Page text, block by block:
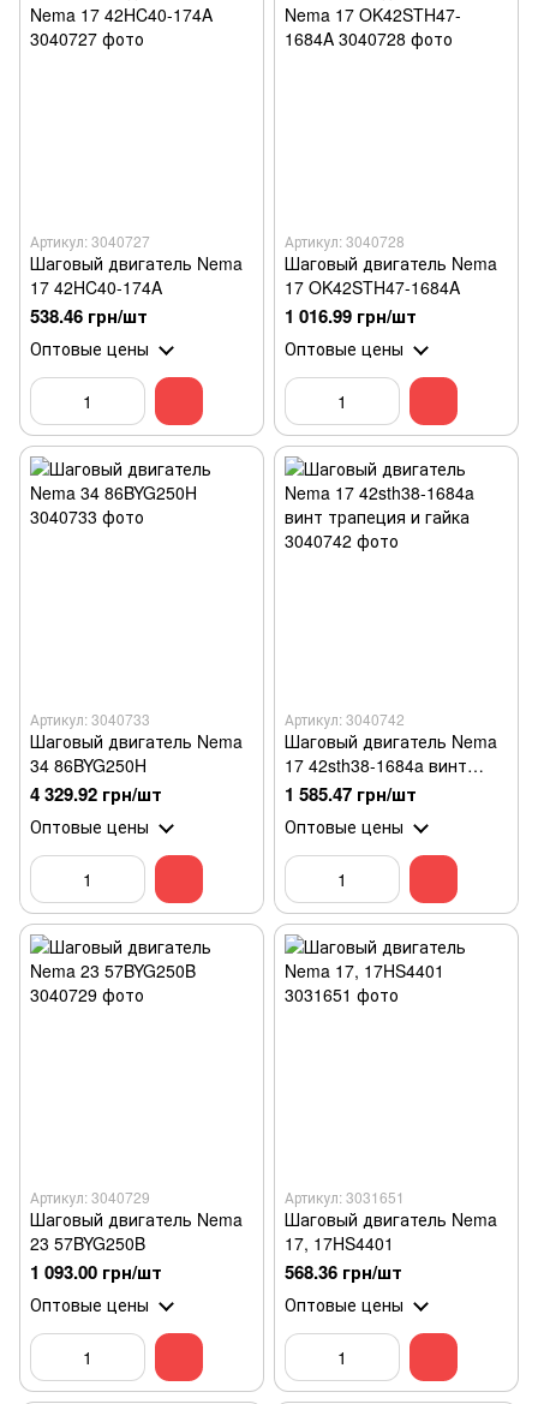
Артикул: 3040727
Шаговый двигатель Nema
17 42HC40-174A
538.46 грн/шт
Оптовые цены
Артикул: 3040728
Шаговый двигатель Nema
17 OK42STH47-1684A
1 016.99 грн/шт
Оптовые цены
Артикул: 3040733
Шаговый двигатель Nema
34 86BYG250H
4 329.92 грн/шт
Оптовые цены
Артикул: 3040742
Шаговый двигатель Nema
17 42sth38-1684a винт
трапеция и гайка
1 585.47 грн/шт
Оптовые цены
Артикул: 3040729
Шаговый двигатель Nema
23 57BYG250B
1 093.00 грн/шт
Оптовые цены
Артикул: 3031651
Шаговый двигатель Nema
17, 17HS4401
568.36 грн/шт
Оптовые цены